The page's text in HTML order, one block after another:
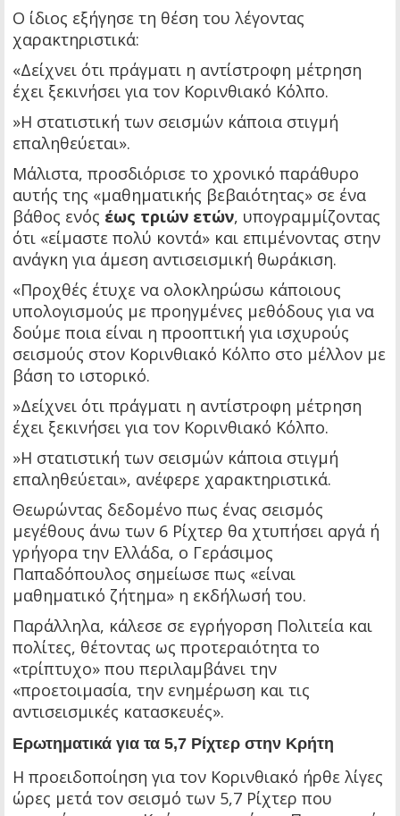
Ο ίδιος εξήγησε τη θέση του λέγοντας
χαρακτηριστικά:
«Δείχνει ότι πράγματι η αντίστροφη μέτρηση
έχει ξεκινήσει για τον Κορινθιακό Κόλπο.
»Η στατιστική των σεισμών κάποια στιγμή
επαληθεύεται».
Μάλιστα, προσδιόρισε το χρονικό παράθυρο
αυτής της «μαθηματικής βεβαιότητας» σε ένα
βάθος ενός έως τριών ετών, υπογραμμίζοντας
ότι «είμαστε πολύ κοντά» και επιμένοντας στην
ανάγκη για άμεση αντισεισμική θωράκιση.
«Προχθές έτυχε να ολοκληρώσω κάποιους
υπολογισμούς με προηγμένες μεθόδους για να
δούμε ποια είναι η προοπτική για ισχυρούς
σεισμούς στον Κορινθιακό Κόλπο στο μέλλον με
βάση το ιστορικό.
»Δείχνει ότι πράγματι η αντίστροφη μέτρηση
έχει ξεκινήσει για τον Κορινθιακό Κόλπο.
»Η στατιστική των σεισμών κάποια στιγμή
επαληθεύεται», ανέφερε χαρακτηριστικά.
Θεωρώντας δεδομένο πως ένας σεισμός
μεγέθους άνω των 6 Ρίχτερ θα χτυπήσει αργά ή
γρήγορα την Ελλάδα, ο Γεράσιμος
Παπαδόπουλος σημείωσε πως «είναι
μαθηματικό ζήτημα» η εκδήλωσή του.
Παράλληλα, κάλεσε σε εγρήγορση Πολιτεία και
πολίτες, θέτοντας ως προτεραιότητα το
«τρίπτυχο» που περιλαμβάνει την
«προετοιμασία, την ενημέρωση και τις
αντισεισμικές κατασκευές».
Ερωτηματικά για τα 5,7 Ρίχτερ στην Κρήτη
Η προειδοποίηση για τον Κορινθιακό ήρθε λίγες
ώρες μετά τον σεισμό των 5,7 Ρίχτερ που